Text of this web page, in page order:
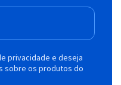
privacidade e deseja
sobre os produtos do